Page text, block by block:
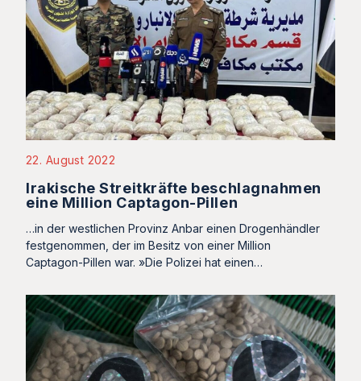
22. August 2022
Irakische Streitkräfte beschlagnahmen
eine Million Captagon-Pillen
…in der westlichen Provinz Anbar einen Drogenhändler
festgenommen, der im Besitz von einer Million
Captagon-Pillen war. »Die Polizei hat einen…